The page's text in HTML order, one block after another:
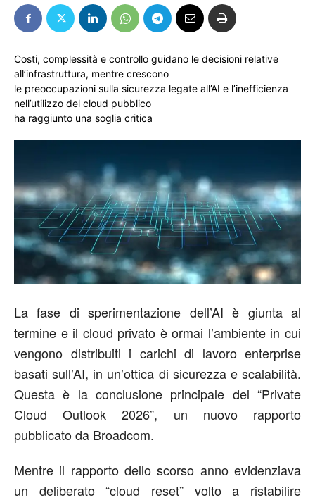
Costi, complessità e controllo guidano le decisioni relative
all’infrastruttura, mentre crescono
le preoccupazioni sulla sicurezza legate all’AI e l’inefficienza
nell’utilizzo del cloud pubblico
ha raggiunto una soglia critica
La fase di sperimentazione dell’AI è giunta al
termine e il cloud privato è ormai l’ambiente in cui
vengono distribuiti i carichi di lavoro enterprise
basati sull’AI, in un’ottica di sicurezza e scalabilità.
Questa è la conclusione principale del “Private
Cloud Outlook 2026”, un nuovo rapporto
pubblicato da Broadcom.
Mentre il rapporto dello scorso anno evidenziava
un deliberato “cloud reset” volto a ristabilire